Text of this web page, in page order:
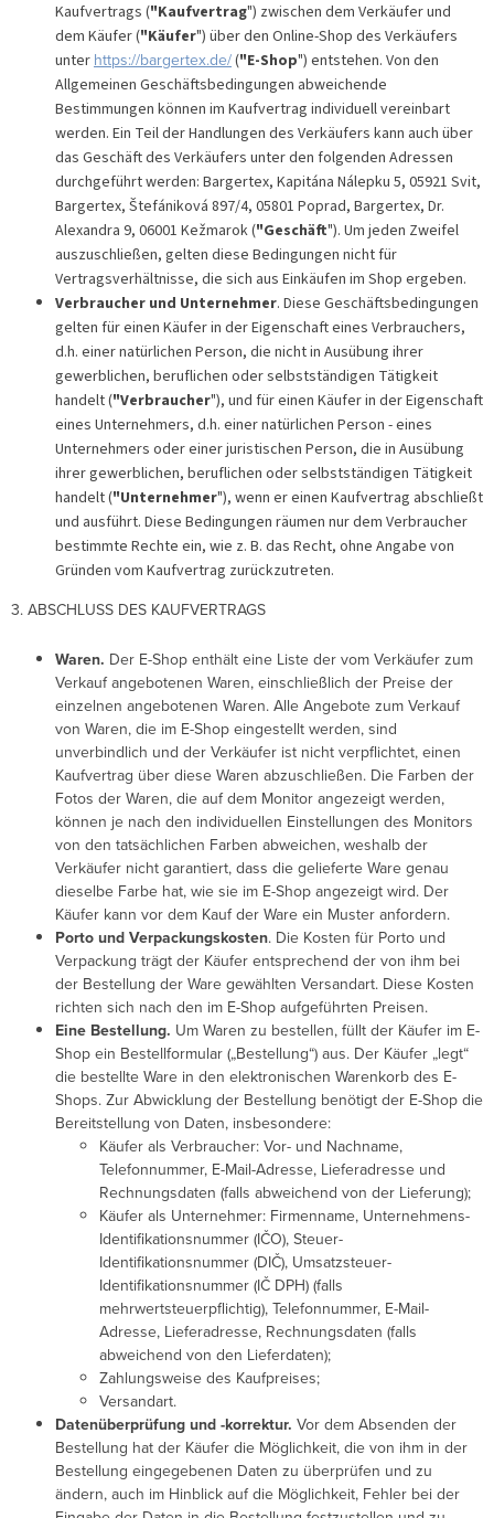
Kaufvertrags ("Kaufvertrag") zwischen dem Verkäufer und
dem Käufer ("Käufer") über den Online-Shop des Verkäufers
unter https://bargertex.de/("E-Shop") entstehen. Von den
Allgemeinen Geschäftsbedingungen abweichende
Bestimmungen können im Kaufvertrag individuell vereinbart
werden. Ein Teil der Handlungen des Verkäufers kann auch über
das Geschäft des Verkäufers unter den folgenden Adressen
durchgeführt werden: Bargertex, Kapitána Nálepku 5, 05921 Svit,
Bargertex, Štefániková 897/4, 05801 Poprad, Bargertex, Dr.
Alexandra 9, 06001 Kežmarok ("Geschäft"). Um jeden Zweifel
auszuschließen, gelten diese Bedingungen nicht für
Vertragsverhältnisse, die sich aus Einkäufen im Shop ergeben.
Verbraucher und Unternehmer. Diese Geschäftsbedingungen
gelten für einen Käufer in der Eigenschaft eines Verbrauchers,
d.h. einer natürlichen Person, die nicht in Ausübung ihrer
gewerblichen, beruflichen oder selbstständigen Tätigkeit
handelt ("Verbraucher"), und für einen Käufer in der Eigenschaft
eines Unternehmers, d.h. einer natürlichen Person - eines
Unternehmers oder einer juristischen Person, die in Ausübung
ihrer gewerblichen, beruflichen oder selbstständigen Tätigkeit
handelt ("Unternehmer"), wenn er einen Kaufvertrag abschließt
und ausführt. Diese Bedingungen räumen nur dem Verbraucher
bestimmte Rechte ein, wie z. B. das Recht, ohne Angabe von
Gründen vom Kaufvertrag zurückzutreten.
3. ABSCHLUSS DES KAUFVERTRAGS
Waren. Der E-Shop enthält eine Liste der vom Verkäufer zum
Verkauf angebotenen Waren, einschließlich der Preise der
einzelnen angebotenen Waren. Alle Angebote zum Verkauf
von Waren, die im E-Shop eingestellt werden, sind
unverbindlich und der Verkäufer ist nicht verpflichtet, einen
Kaufvertrag über diese Waren abzuschließen. Die Farben der
Fotos der Waren, die auf dem Monitor angezeigt werden,
können je nach den individuellen Einstellungen des Monitors
von den tatsächlichen Farben abweichen, weshalb der
Verkäufer nicht garantiert, dass die gelieferte Ware genau
dieselbe Farbe hat, wie sie im E-Shop angezeigt wird. Der
Käufer kann vor dem Kauf der Ware ein Muster anfordern.
Porto und Verpackungskosten. Die Kosten für Porto und
Verpackung trägt der Käufer entsprechend der von ihm bei
der Bestellung der Ware gewählten Versandart. Diese Kosten
richten sich nach den im E-Shop aufgeführten Preisen.
Eine Bestellung. Um Waren zu bestellen, füllt der Käufer im E-
Shop ein Bestellformular („Bestellung“) aus. Der Käufer „legt“
die bestellte Ware in den elektronischen Warenkorb des E-
Shops. Zur Abwicklung der Bestellung benötigt der E-Shop die
Bereitstellung von Daten, insbesondere:
Käufer als Verbraucher: Vor- und Nachname,
Telefonnummer, E-Mail-Adresse, Lieferadresse und
Rechnungsdaten (falls abweichend von der Lieferung);
Käufer als Unternehmer: Firmenname, Unternehmens-
Identifikationsnummer (IČO), Steuer-
Identifikationsnummer (DIČ), Umsatzsteuer-
Identifikationsnummer (IČ DPH) (falls
mehrwertsteuerpflichtig), Telefonnummer, E-Mail-
Adresse, Lieferadresse, Rechnungsdaten (falls
abweichend von den Lieferdaten);
Zahlungsweise des Kaufpreises;
Versandart.
Datenüberprüfung und -korrektur. Vor dem Absenden der
Bestellung hat der Käufer die Möglichkeit, die von ihm in der
Bestellung eingegebenen Daten zu überprüfen und zu
ändern, auch im Hinblick auf die Möglichkeit, Fehler bei der